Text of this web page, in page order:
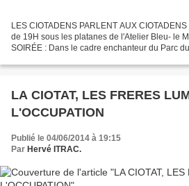
LES CIOTADENS PARLENT AUX
de 19H sous les platanes de l'Atelier Bleu- le
SOIRÉE : Dans le cadre enchanteur du Parc
LA CIOTAT, LES FRERES
L'OCCUPATION
Publié le 04/06/2014 à 19:15
Par Hervé ITRAC.